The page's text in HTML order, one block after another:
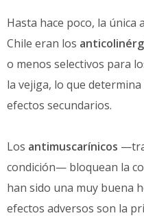
Hasta hace poco, la
Chile eran los
o menos selectivos para
la vejiga, lo que
efectos secundarios.
Los antimuscarínicos
condición— bloquean la
han sido una muy buena
efectos adversos son la